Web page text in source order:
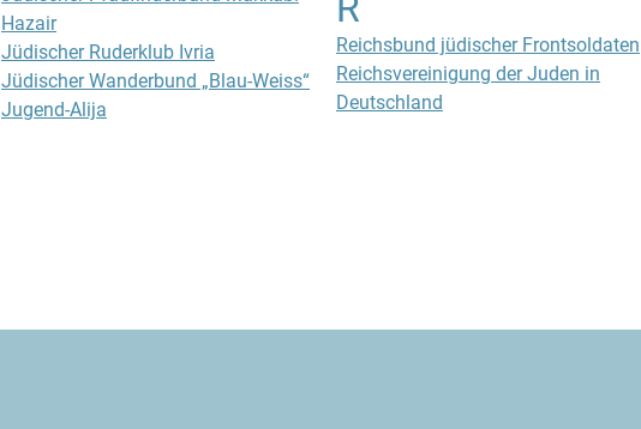
Hazair
Jüdischer Ruderklub Ivria
Jüdischer Wanderbund „Blau-Weiss“
Jugend-Alija
Reichsbund jüdischer Frontsoldaten
Reichsvereinigung der Juden in
Deutschland